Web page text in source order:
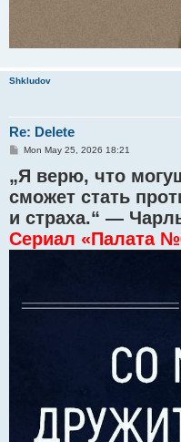
Shkludov
Re: Delete
P
s
t
Mon May 25, 2026 18:21
„Я верю, что
сможет стать
и страха.“ —
Сериал «Палата